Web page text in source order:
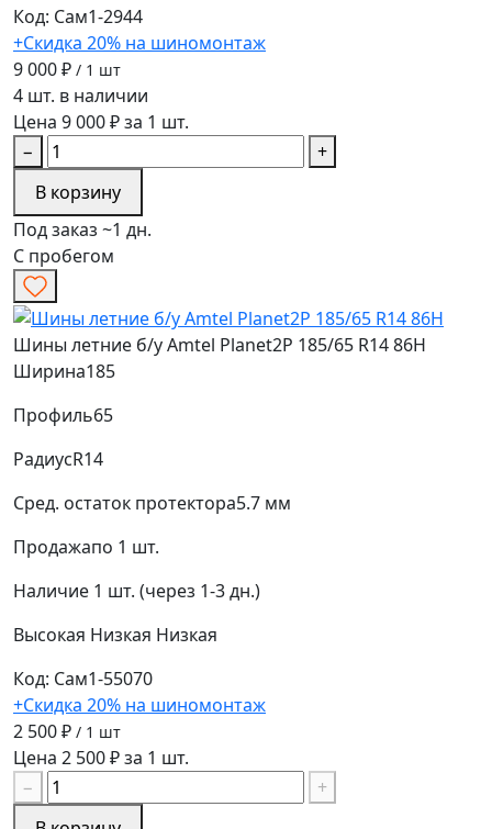
Код: Сам1-2944
+Скидка 20% на шиномонтаж
9 000 ₽ / 1 шт
4 шт. в наличии
Цена 9 000 ₽ за 1 шт.
−
+
В корзину
Под заказ ~1 дн.
С пробегом
Шины летние б/у Amtel Planet2P 185/65 R14 86H
Ширина185
Профиль65
РадиусR14
Сред. остаток протектора5.7 мм
Продажапо 1 шт.
Наличие 1 шт. (через 1-3 дн.)
Высокая Низкая Низкая
Код: Сам1-55070
+Скидка 20% на шиномонтаж
2 500 ₽ / 1 шт
Цена 2 500 ₽ за 1 шт.
−
+